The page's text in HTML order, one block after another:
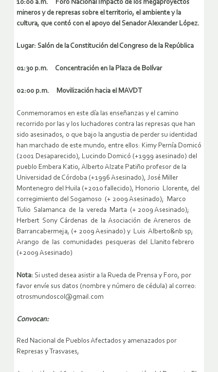
10:00 a.m. Foro Nacional Impacto de los megaproyectos
mineros y de represas sobre el territorio, el ambiente y la
cultura, que contó con el apoyo del Senador Alexander López.
Lugar: Salón de la Constitución del Congreso de la República
01:30 p.m. Concentración en la Plaza de Bolívar
02:00 p.m. Movilización hacia el MAVDT
Conmemoramos en este día las enseñanzas y el camino
recorrido por las y los luchadores contra las represas que han
sido asesinados, o que bajo la angustia de perder su identidad
han marchado de este mundo, entre ellos: Kimy Pernía Domicó
(2001 Desaparecido), Lucindo Domicó (+1999 asesinado) del
pueblo Embera Katio, Alberto Alzate Patiño profesor de la
Universidad de Córdoba (+1996 Asesinado), José Miller
Montenegro del Huila (+2010 fallecido), Honorio Llorente, del
corregimiento del Sogamoso (+ 2009 Asesinado); Marco
Tulio Salamanca de la vereda Marta (+ 2009 Asesinado);
Herbert Sony Cárdenas de la Asociación de Areneros de
Barrancabermeja, (+ 2009 Aesinado) y Luis Alberto&nb sp;
Arango de las comunidades pesqueras del Llanito febrero
(+2009 Asesinado)
Nota: Si usted desea asistir a la Rueda de Prensa y Foro, por
favor envíe sus datos (nombre y número de cédula) al correo:
otrosmundoscol@gmail.com
Convocan:
Red Nacional de Pueblos Afectados y amenazados por
Represas y Trasvases,